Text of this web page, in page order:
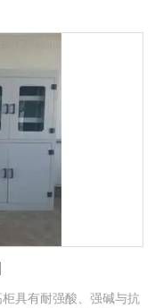
具有耐强酸、强碱与抗